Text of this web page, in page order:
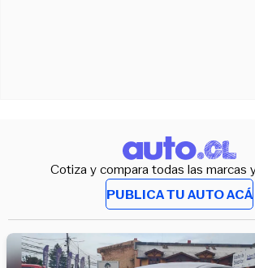
Cotiza y compara todas las marcas
PUBLICA TU AUTO ACÁ